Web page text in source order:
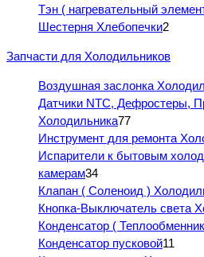
Тэн ( нагревательный
Шестерня Хлебопечки2
Запчасти для Холодильников
Воздушная заслонка
Датчики NTC, Дефростеры,
Холодильника77
Инструмент для ремонта
Испарители к бытовым
камерам34
Клапан ( Соленоид )
Кнопка-Выключатель света
Конденсатор (
Конденсатор пусковой11